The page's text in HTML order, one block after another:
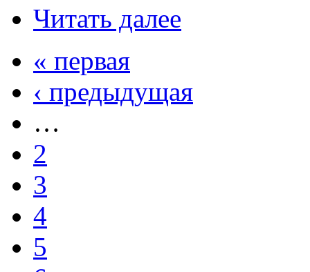
Читать далее
« первая
‹ предыдущая
…
2
3
4
5